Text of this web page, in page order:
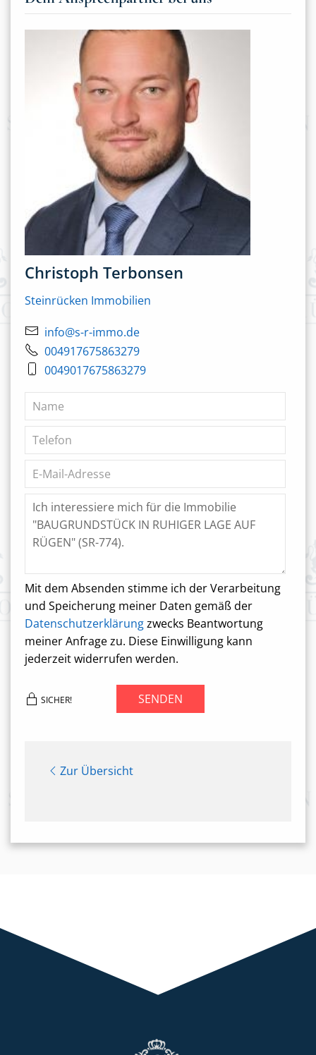
Christoph Terbonsen
Steinrücken Immobilien
info@s-r-immo.de
004917675863279
0049017675863279
Mit dem Absenden stimme ich der Verarbeitung
und Speicherung meiner Daten gemäß der
Datenschutzerklärungzwecks Beantwortung
meiner Anfrage zu. Diese Einwilligung kann
jederzeit widerrufen werden.
SICHER! SENDEN
Zur Übersicht